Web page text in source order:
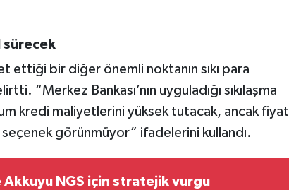
sürecek
ettiği bir diğer önemli noktanın sıkı para
“Merkez Bankası’nın uyguladığı sıkılaşma
kredi maliyetlerini yüksek tutacak, ancak fiyat
seçenek görünmüyor” ifadelerini kullandı.
Akkuyu NGS için stratejik vurgu